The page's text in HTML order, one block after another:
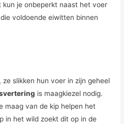
kun je onbeperkt naast het voer
voldoende eiwitten binnen
slikken hun voer in zijn geheel
is maagkiezel nodig.
maag van de kip helpen het
in het wild zoekt dit op in de